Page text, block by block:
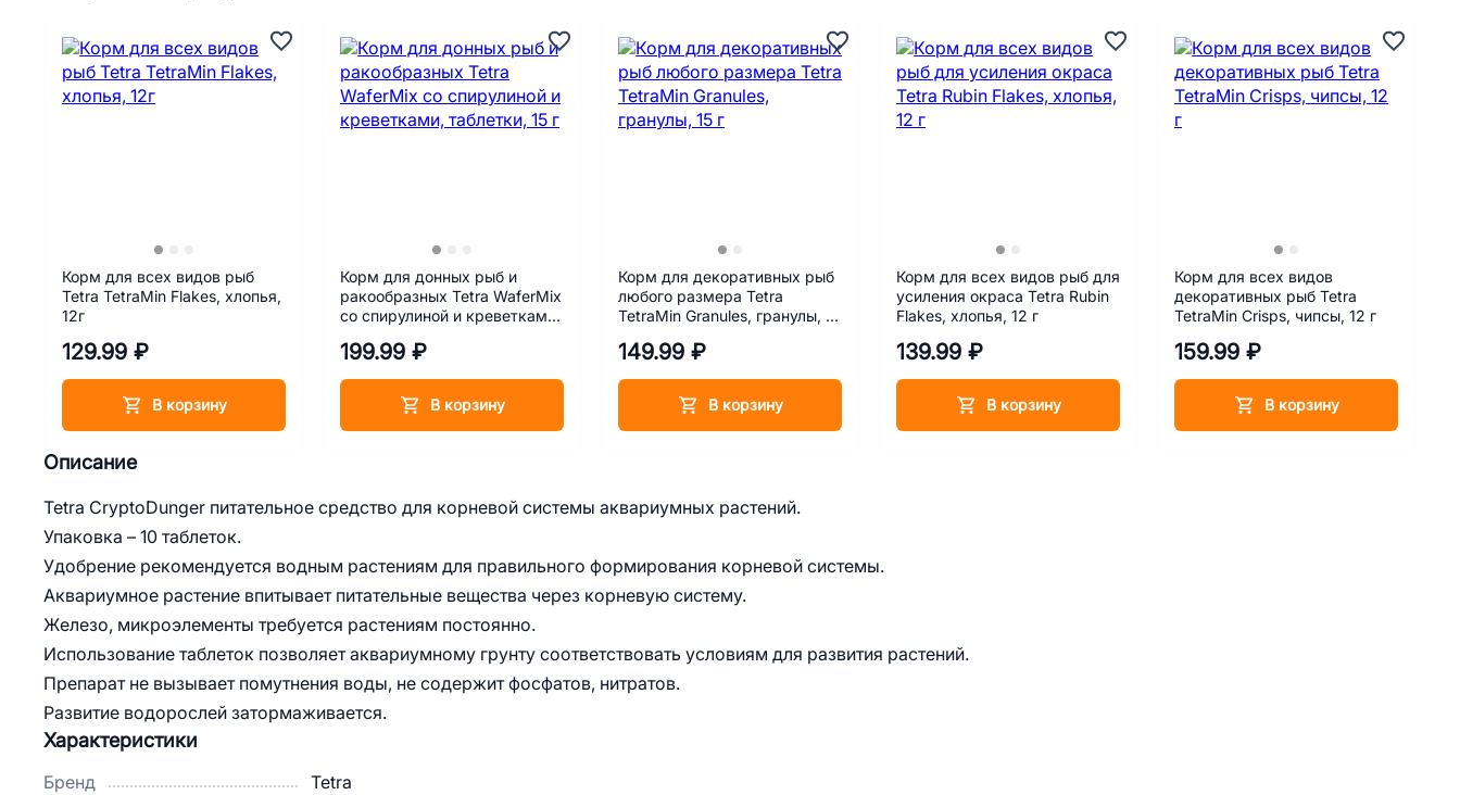
Описание
Tetra CryptoDunger питательное средство для корневой системы аквариумных растений.
Упаковка – 10 таблеток.
Удобрение рекомендуется водным растениям для правильного формирования корневой системы.
Аквариумное растение впитывает питательные вещества через корневую систему.
Железо, микроэлементы требуется растениям постоянно.
Использование таблеток позволяет аквариумному грунту соответствовать условиям для развития растений.
Препарат не вызывает помутнения воды, не содержит фосфатов, нитратов.
Развитие водорослей затормаживается.
Корм для всех видов рыб
Tetra TetraMin Flakes, хлопья,
12г
129.99 ₽
В корзину
Корм для донных рыб и
ракообразных Tetra WaferMix
со спирулиной и креветками,
199.99 ₽
В корзину
Корм для декоративных рыб
любого размера Tetra
TetraMin Granules, гранулы, 15
149.99 ₽
В корзину
Корм для всех видов рыб для
усиления окраса Tetra Rubin
Flakes, хлопья, 12 г
139.99 ₽
В корзину
Корм для всех видов
декоративных рыб Tetra
TetraMin Crisps, чипсы, 12 г
159.99 ₽
В корзину
Характеристики
Бренд
Tetra